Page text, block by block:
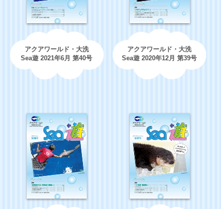
アクアワールド・大洗
Sea遊 2021年6月 第40号
アクアワールド・大洗
Sea遊 2020年12月 第39号